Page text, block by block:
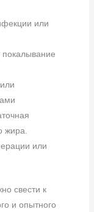
или
жира.
или
свести к
и опытного